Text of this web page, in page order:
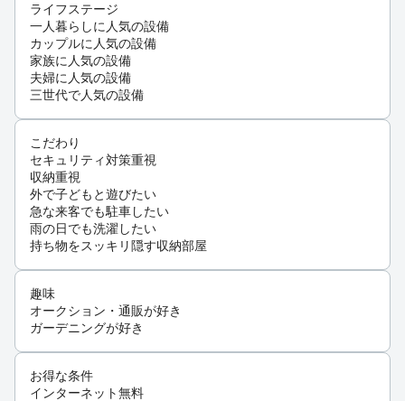
ライフステージ
一人暮らしに人気の設備
カップルに人気の設備
家族に人気の設備
夫婦に人気の設備
三世代で人気の設備
こだわり
セキュリティ対策重視
収納重視
外で子どもと遊びたい
急な来客でも駐車したい
雨の日でも洗濯したい
持ち物をスッキリ隠す収納部屋
趣味
オークション・通販が好き
ガーデニングが好き
お得な条件
インターネット無料